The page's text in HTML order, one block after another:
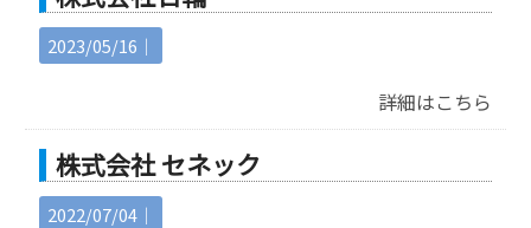
2023/05/16｜
詳細はこちら
株式会社 セネック
2022/07/04｜